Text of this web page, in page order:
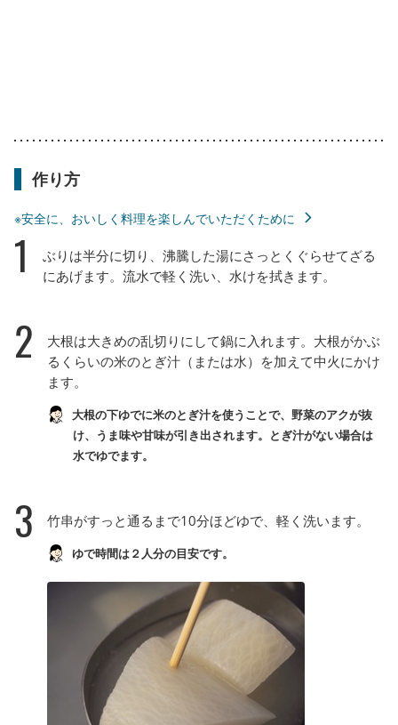
作り方
※安全に、おいしく料理を楽しんでいただくために
1
ぶりは半分に切り、沸騰した湯にさっとくぐらせてざる
にあげます。流水で軽く洗い、水けを拭きます。
2
大根は大きめの乱切りにして鍋に入れます。大根がかぶ
るくらいの米のとぎ汁（または水）を加えて中火にかけ
ます。
大根の下ゆでに米のとぎ汁を使うことで、野菜のアクが抜
け、うま味や甘味が引き出されます。とぎ汁がない場合は
水でゆでます。
3 竹串がすっと通るまで10分ほどゆで、軽く洗います。
ゆで時間は２人分の目安です。